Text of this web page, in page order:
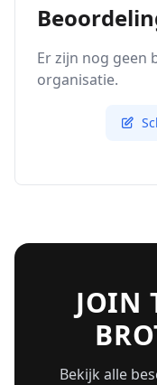
Er zijn nog geen
organisatie.
JOIN
Bekijk alle